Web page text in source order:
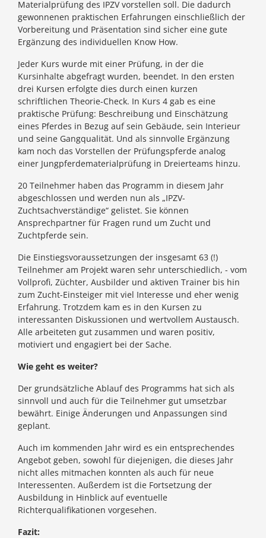
Materialprüfung des IPZV vorstellen soll. Die dadurch
gewonnenen praktischen Erfahrungen einschließlich der
Vorbereitung und Präsentation sind sicher eine gute
Ergänzung des individuellen Know How.
Jeder Kurs wurde mit einer Prüfung, in der die
Kursinhalte abgefragt wurden, beendet. In den ersten
drei Kursen erfolgte dies durch einen kurzen
schriftlichen Theorie-Check. In Kurs 4 gab es eine
praktische Prüfung: Beschreibung und Einschätzung
eines Pferdes in Bezug auf sein Gebäude, sein Interieur
und seine Gangqualität. Und als sinnvolle Ergänzung
kam noch das Vorstellen der Prüfungspferde analog
einer Jungpferdematerialprüfung in Dreierteams hinzu.
20 Teilnehmer haben das Programm in diesem Jahr
abgeschlossen und werden nun als „IPZV-
Zuchtsachverständige“ gelistet. Sie können
Ansprechpartner für Fragen rund um Zucht und
Zuchtpferde sein.
Die Einstiegsvoraussetzungen der insgesamt 63 (!)
Teilnehmer am Projekt waren sehr unterschiedlich, - vom
Vollprofi, Züchter, Ausbilder und aktiven Trainer bis hin
zum Zucht-Einsteiger mit viel Interesse und eher wenig
Erfahrung. Trotzdem kam es in den Kursen zu
interessanten Diskussionen und wertvollem Austausch.
Alle arbeiteten gut zusammen und waren positiv,
motiviert und engagiert bei der Sache.
Wie geht es weiter?
Der grundsätzliche Ablauf des Programms hat sich als
sinnvoll und auch für die Teilnehmer gut umsetzbar
bewährt. Einige Änderungen und Anpassungen sind
geplant.
Auch im kommenden Jahr wird es ein entsprechendes
Angebot geben, sowohl für diejenigen, die dieses Jahr
nicht alles mitmachen konnten als auch für neue
Interessenten. Außerdem ist die Fortsetzung der
Ausbildung in Hinblick auf eventuelle
Richterqualifikationen vorgesehen.
Fazit: